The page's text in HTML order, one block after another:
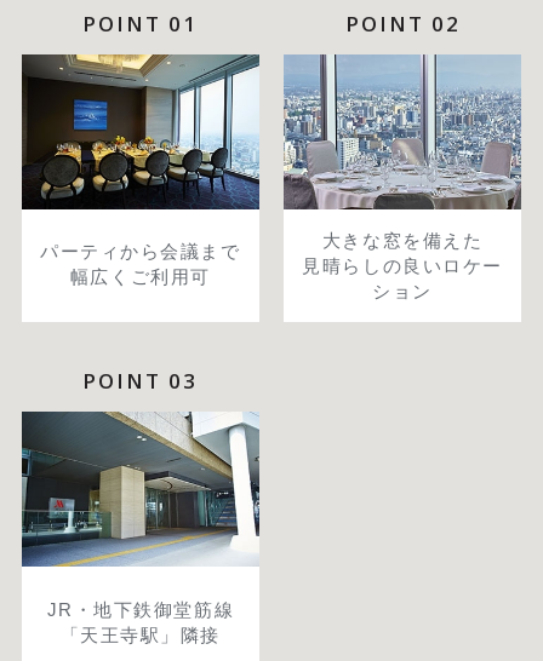
POINT 01
パーティから会議まで
幅広くご利用可
POINT 02
大きな窓を備えた
見晴らしの良いロケー
ション
POINT 03
JR・地下鉄御堂筋線
「天王寺駅」隣接